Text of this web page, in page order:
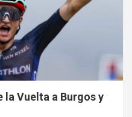
la Vuelta a Burgos y